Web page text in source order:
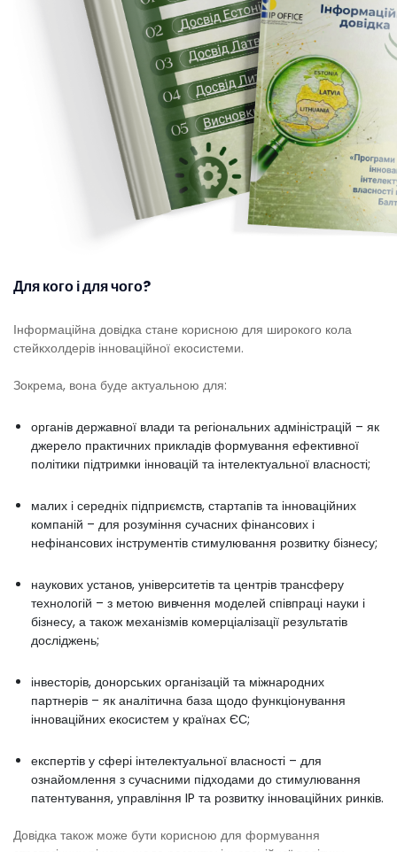
Для кого і для чого?
Інформаційна довідка стане корисною для широкого кола
стейкхолдерів інноваційної екосистеми.
Зокрема, вона буде актуальною для:
органів державної влади та регіональних адміністрацій – як
джерело практичних прикладів формування ефективної
політики підтримки інновацій та інтелектуальної власності;
малих і середніх підприємств, стартапів та інноваційних
компаній – для розуміння сучасних фінансових і
нефінансових інструментів стимулювання розвитку бізнесу;
наукових установ, університетів та центрів трансферу
технологій – з метою вивчення моделей співпраці науки і
бізнесу, а також механізмів комерціалізації результатів
досліджень;
інвесторів, донорських організацій та міжнародних
партнерів – як аналітична база щодо функціонування
інноваційних екосистем у країнах ЄС;
експертів у сфері інтелектуальної власності – для
ознайомлення з сучасними підходами до стимулювання
патентування, управління IP та розвитку інноваційних ринків.
Довідка також може бути корисною для формування